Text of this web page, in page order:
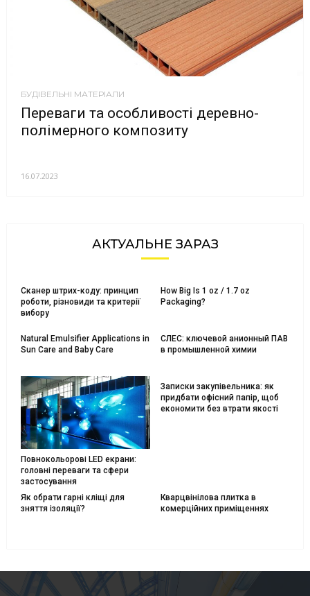
БУДІВЕЛЬНІ МАТЕРІАЛИ
Переваги та особливості деревно-
полімерного композиту
16.07.2023
АКТУАЛЬНЕ ЗАРАЗ
Сканер штрих-коду: принцип
роботи, різновиди та критерії
вибору
How Big Is 1 oz / 1.7 oz
Packaging?
Natural Emulsifier Applications in
Sun Care and Baby Care
СЛЕС: ключевой анионный ПАВ
в промышленной химии
Повнокольорові LED екрани:
головні переваги та сфери
застосування
Записки закупівельника: як
придбати офісний папір, щоб
економити без втрати якості
Як обрати гарні кліщі для
зняття ізоляції?
Кварцвінілова плитка в
комерційних приміщеннях